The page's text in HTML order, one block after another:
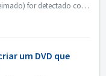
Se seu gravador de DVD(ou Blu-ray queimado) for detectado como gravador de CD, favor consultar este artigo: https://nerosupport.freshdesk.com/en/support/so...
um DVD que